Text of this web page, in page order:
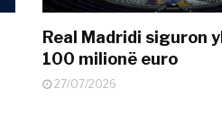
Real Madridi siguron
100 milionë euro
27/07/2026